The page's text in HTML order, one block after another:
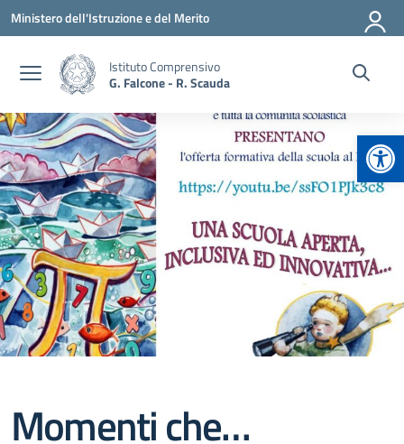
Vai ai contenuti
Vai al menu di navigazione
Vai al footer
Ministero dell'Istruzione e del Merito
Istituto Comprensivo
G. Falcone - R. Scauda
Momenti che…